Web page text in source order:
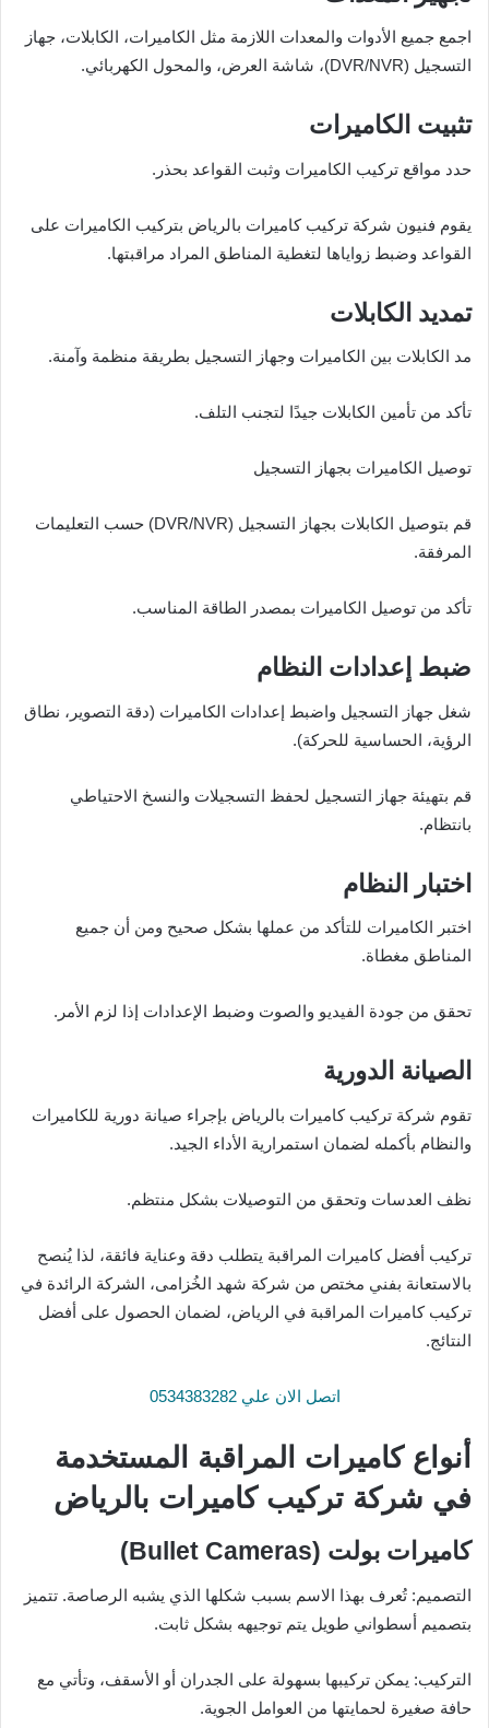
اجمع جميع الأدوات والمعدات اللازمة مثل الكاميرات، الكابلات، جهاز
التسجيل (DVR/NVR)، شاشة العرض، والمحول الكهربائي.
تثبيت الكاميرات
حدد مواقع تركيب الكاميرات وثبت القواعد بحذر.
يقوم فنيون شركة تركيب كاميرات بالرياض بتركيب الكاميرات على
القواعد وضبط زواياها لتغطية المناطق المراد مراقبتها.
تمديد الكابلات
مد الكابلات بين الكاميرات وجهاز التسجيل بطريقة منظمة وآمنة.
تأكد من تأمين الكابلات جيدًا لتجنب التلف.
توصيل الكاميرات بجهاز التسجيل
قم بتوصيل الكابلات بجهاز التسجيل (DVR/NVR) حسب التعليمات
المرفقة.
تأكد من توصيل الكاميرات بمصدر الطاقة المناسب.
ضبط إعدادات النظام
شغل جهاز التسجيل واضبط إعدادات الكاميرات (دقة التصوير، نطاق
الرؤية، الحساسية للحركة).
قم بتهيئة جهاز التسجيل لحفظ التسجيلات والنسخ الاحتياطي
بانتظام.
اختبار النظام
اختبر الكاميرات للتأكد من عملها بشكل صحيح ومن أن جميع
المناطق مغطاة.
تحقق من جودة الفيديو والصوت وضبط الإعدادات إذا لزم الأمر.
الصيانة الدورية
تقوم شركة تركيب كاميرات بالرياض بإجراء صيانة دورية للكاميرات
والنظام بأكمله لضمان استمرارية الأداء الجيد.
نظف العدسات وتحقق من التوصيلات بشكل منتظم.
تركيب أفضل كاميرات المراقبة يتطلب دقة وعناية فائقة، لذا يُنصح
بالاستعانة بفني مختص من شركة شهد الخُزامى، الشركة الرائدة في
تركيب كاميرات المراقبة في الرياض، لضمان الحصول على أفضل
النتائج.
اتصل الان علي 0534383282
أنواع كاميرات المراقبة المستخدمة
في شركة تركيب كاميرات بالرياض
كاميرات بولت (Bullet Cameras)
التصميم: تُعرف بهذا الاسم بسبب شكلها الذي يشبه الرصاصة. تتميز
بتصميم أسطواني طويل يتم توجيهه بشكل ثابت.
التركيب: يمكن تركيبها بسهولة على الجدران أو الأسقف، وتأتي مع
حافة صغيرة لحمايتها من العوامل الجوية.